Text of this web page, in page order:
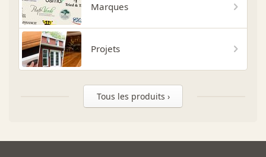
Marques
Projets
Tous les produits ›